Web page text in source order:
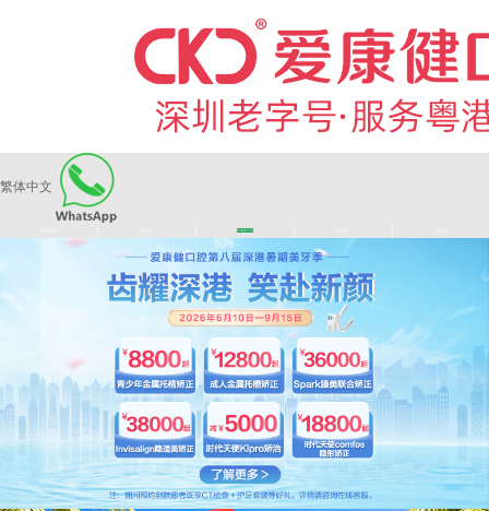
繁体中文
长者医疗券